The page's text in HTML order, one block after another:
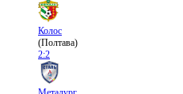
Колос
(Полтава)
2:2